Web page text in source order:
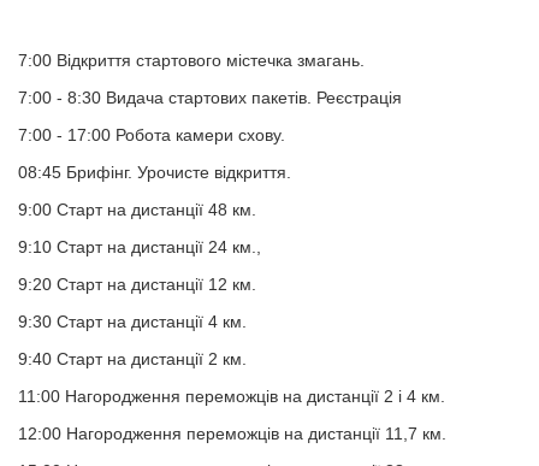
7:00 Відкриття стартового містечка змагань.
7:00 - 8:30 Видача стартових пакетів. Реєстрація
7:00 - 17:00 Робота камери схову.
08:45 Брифінг. Урочисте відкриття.
9:00 Старт на дистанції 48 км.
9:10 Старт на дистанції 24 км.,
9:20 Старт на дистанції 12 км.
9:30 Старт на дистанції 4 км.
9:40 Старт на дистанції 2 км.
11:00 Нагородження переможців на дистанції 2 і 4 км.
12:00 Нагородження переможців на дистанції 11,7 км.